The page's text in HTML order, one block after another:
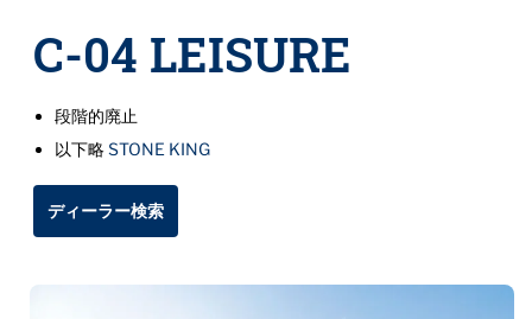
C-04 LEISURE
段階的廃止
以下略STONE KING
ディーラー検索